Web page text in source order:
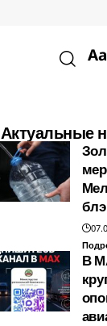
Aa
Актуальные
В